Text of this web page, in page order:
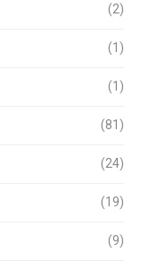
(2)
(1)
(1)
(81)
(24)
(19)
(9)